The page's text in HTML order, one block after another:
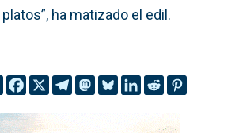
ha matizado el edil.